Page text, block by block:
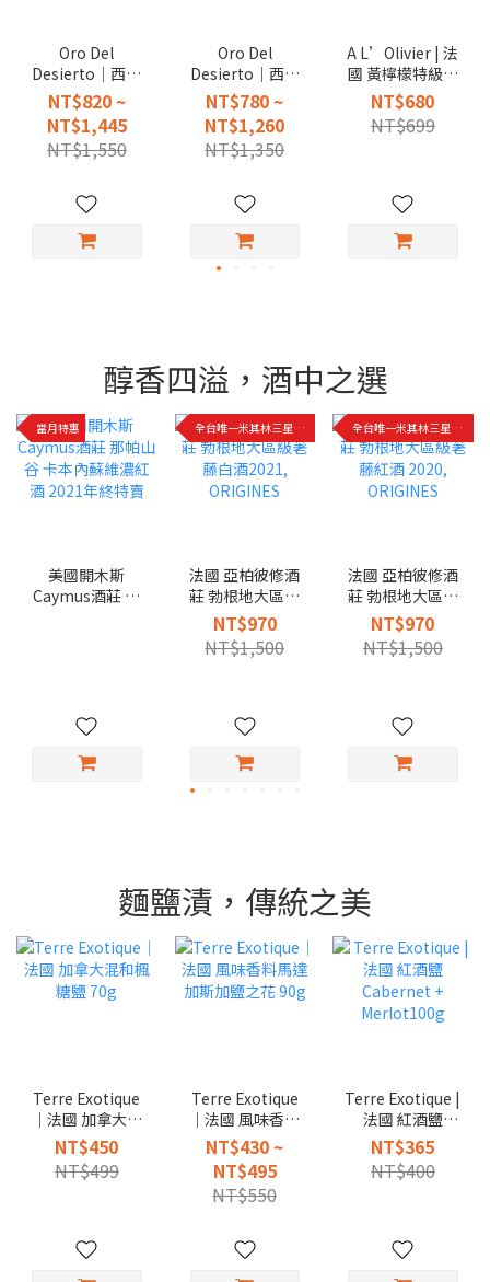
Oro Del
Desierto｜西班
牙 歐若 單一品種
冷壓特級初榨橄
欖油
NT$820 ~
NT$1,445
NT$1,550
Oro Del
Desierto｜西班
牙 歐若 世界冠軍
特級初榨冷壓橄
欖油
NT$780 ~
NT$1,260
NT$1,350
A L’Olivier | 法
國 黃檸檬特級初
榨橄欖油 調和油
250ml
NT$680
NT$699
醇香四溢，酒中之選
當月特惠
美國開木斯
Caymus酒莊 那
全台唯一米其林三星餐廳指定用酒
法國 亞柏彼修酒
莊 勃根地大區級
荖藤白酒2021,
ORIGINES
NT$970
NT$1,500
全台唯一米其林三星餐廳指定用酒
法國 亞柏彼修酒
莊 勃根地大區級
荖藤紅酒 2020,
ORIGINES
NT$970
NT$1,500
麵鹽漬，傳統之美
Terre Exotique
｜法國 加拿大混
和楓糖鹽 70g
NT$450
NT$499
Terre Exotique
｜法國 風味香料
馬達加斯加鹽之
花 90g
NT$430 ~
NT$495
NT$550
Terre Exotique |
法國 紅酒鹽
Cabernet +
Merlot100g
NT$365
NT$400